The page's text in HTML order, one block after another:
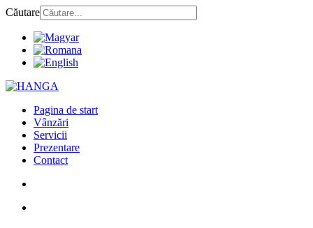
Căutare
Pagina de start
Vânzări
Servicii
Prezentare
Contact